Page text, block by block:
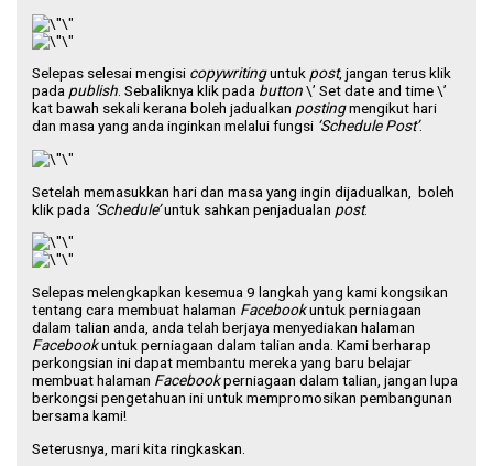
Selepas selesai mengisi copywritinguntuk post, jangan terus klik
pada publish. Sebaliknya klik pada button\’ Set date and time \’
kat bawah sekali kerana boleh jadualkan postingmengikut hari
dan masa yang anda inginkan melalui fungsi ‘Schedule Post’.
Setelah memasukkan hari dan masa yang ingin dijadualkan, boleh
klik pada ‘Schedule’untuk sahkan penjadualan post.
Selepas melengkapkan kesemua 9 langkah yang kami kongsikan
tentang cara membuat halaman Facebookuntuk perniagaan
dalam talian anda, anda telah berjaya menyediakan halaman
Facebookuntuk perniagaan dalam talian anda. Kami berharap
perkongsian ini dapat membantu mereka yang baru belajar
membuat halaman Facebookperniagaan dalam talian, jangan lupa
berkongsi pengetahuan ini untuk mempromosikan pembangunan
bersama kami!
Seterusnya, mari kita ringkaskan.